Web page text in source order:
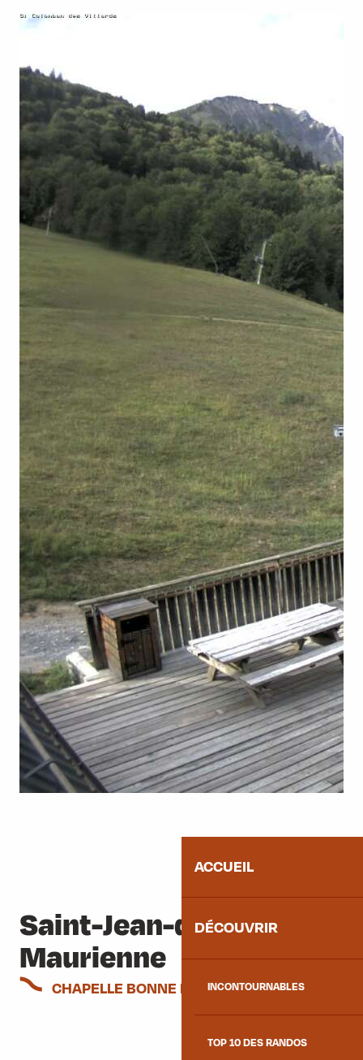
ACCUEIL
DÉCOUVRIR
INCONTOURNABLES
TOP 10 DES RANDOS
Saint-Jean-de-
Maurienne
CHAPELLE BONNE NOUVELLE - 840 M